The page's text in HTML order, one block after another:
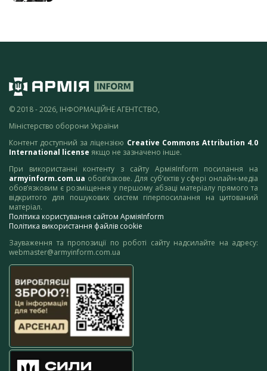
© 2018 - 2026, ІНФОРМАЦІЙНЕ АГЕНТСТВО,
Міністерство оборони України
Контент доступний за ліцензією Creative Commons Attribution 4.0
International license якщо не зазначено інше.
При використанні контенту з сайту АрміяInform посилання на
armyinform.com.ua обов’язкове. Для суб’єктів у сфері онлайн-медіа
обов’язковим є розміщення у першому абзаці матеріалу прямого та
відкритого для пошукових систем гіперпосилання на цитований
матеріал.
Політика користування сайтом АрміяInform
Політика використання файлів cookie
Зауваження та пропозиції по роботі сайту надсилайте на адресу:
webmaster@armyinform.com.ua